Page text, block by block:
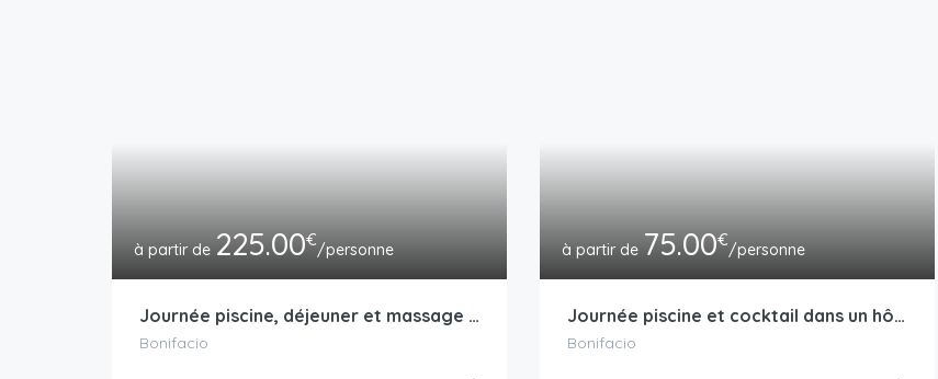
225.00€/personne
Journée piscine, déjeuner et massage dans un hôtel 4*
Bonifacio
75.00€/personne
Journée piscine et cocktail dans un hôtel 4*
Bonifacio